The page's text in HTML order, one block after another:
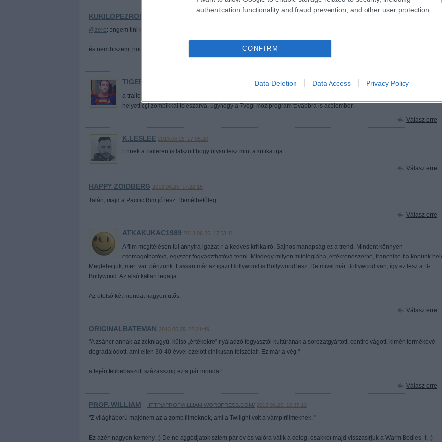
authentication functionality and fraud prevention, and other user protection.
CONFIRM
Data Deletion Data Access Privacy Policy
KUKILOPEZROMERO
@zero: engem tini koromban csak a véres, gyilkolós filmek érdekeltek :)
és nem hiszem, hogy velem van a gond
Válasz erre
TIGER WOODS
a trailer alapján úgy nézett ki, mint bármely michael gay-féle transformers film (mondjuk az első kivételével) csak
helyett cgi zombikkal teleszarva. úgyhogy a 7végi moziprogram továbbra is acélember.
Válasz erre
K.LESLEE 2013.06.25. 17:05:20
Ennek a traileren is latszott hogy olyan lesz mint a kritika irja.
Válasz erre
HAPPY ZOIDBERG 2013.06.25. 17:22:16
Talán, majd a Pacific Rim jó lesz. Remélhetőleg.
Válasz erre
ATKAKUKAC1989 2013.06.25. 17:53:11
A film megítélésén túl annyira igazat ír a kedves kritikaíró. Sajnos manapság ez a trend. Mindent könnyen
csomagolhatóvá, egyszer fogyaszthatóvá tenni. Mindegy milyen mitológiába, értékrendszerbe, franchise-ba köpünk
Megtehetjük, mert van pénzünk. Lassan már az igazi Hollywood is Bollywood lesz. De mivel már Bollywood van, így ez lesz a B-
Bollywood. Az alsó katlan legalja.
Az utolsó két mondat nagyon ütős.
Válasz erre
ORIGINALBATEMAN 2013.06.25. 22:21:49
"A zsáner annak az zokniagyú, külső „értékekre” nyáladzó fogyasztói kultúrának a sorozatgyártott, centire vágott, kimért termékévé
degradálódott, ami ellen 30-40 évvel ezelőtt cinikusan felszólalt. Ez már a vég."
a fején telibebaszott százasszög ez a pár mondat!
Válasz erre
PROF. WILLIAM HTTP://PROFWILLIAM.WORDPRESS.COM/ 2013.06.26. 10:37:13
"Z világháború majdnem az a zombifilmeknek, ami a Twilight volt a vámpírfilmeknek. "
Ez azért nagyon kemény. :) De ne aggódjatok sztem pár év és valóra válik a dolog, ésakkor majd visszasírjuk a Warm Bodies -t. :)